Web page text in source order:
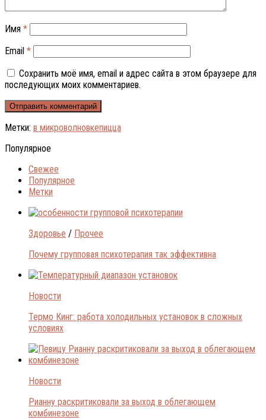
Имя *
Email *
Сохранить моё имя, email и адрес сайта в этом браузере для
последующих моих комментариев.
Метки: в микроволновкепицца
Популярное
Свежее
Популярное
Метки
Здоровье / Прочее
Почему групповая психотерапия так эффективна
Новости
Термо Кинг: работа холодильных установок в сложных
условиях
Новости
Рианну раскритиковали за выход в облегающем
комбинезоне